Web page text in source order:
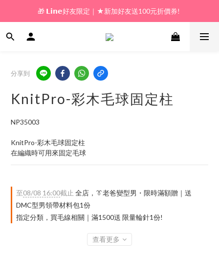
🎁 新好友購物金｜★加入新會員領券送100元!
🎁 𝗟𝗶𝗻𝗲好友限定｜★新加好友送100元折價券!
🎁 新好友購物金｜★加入新會員領券送100元!
分享到
KnitPro-彩木毛球固定柱
NP35003
KnitPro-彩木毛球固定柱
在編織時可用來固定毛球
至08/08 16:00截止 全店，👔老爸變型男・限時滿額贈｜送
DMC型男領帶材料包1份
指定分類，買毛線相關｜滿1500送 限量輪針1份!
查看更多